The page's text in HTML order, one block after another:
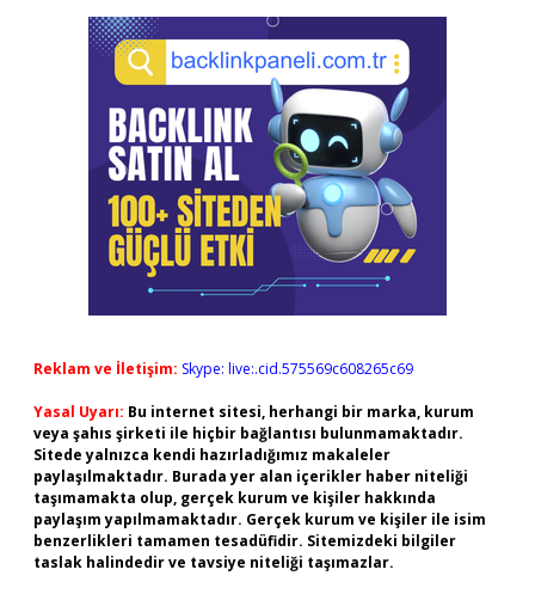
Reklam ve İletişim: Skype: live:.cid.575569c608265c69
Yasal Uyarı: Bu internet sitesi, herhangi bir marka, kurum
veya şahıs şirketi ile hiçbir bağlantısı bulunmamaktadır.
Sitede yalnızca kendi hazırladığımız makaleler
paylaşılmaktadır. Burada yer alan içerikler haber niteliği
taşımamakta olup, gerçek kurum ve kişiler hakkında
paylaşım yapılmamaktadır. Gerçek kurum ve kişiler ile isim
benzerlikleri tamamen tesadüfidir. Sitemizdeki bilgiler
taslak halindedir ve tavsiye niteliği taşımazlar.